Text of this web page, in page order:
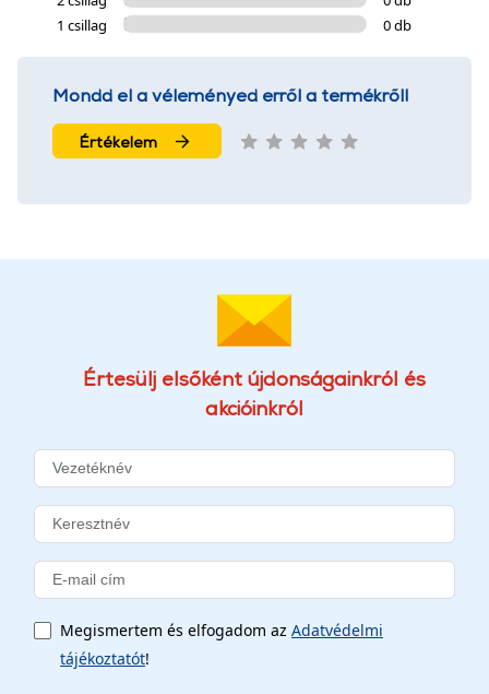
1 csillag
0 db
Mondd el a véleményed erről a termékről!
Értékelem
Értesülj elsőként újdonságainkról és
akcióinkról
Megismertem és elfogadom az Adatvédelmi
tájékoztatót!